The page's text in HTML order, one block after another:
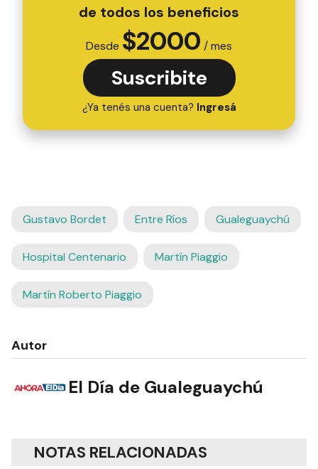
de todos los beneficios
Desde $2000 / mes
Suscribite
¿Ya tenés una cuenta? Ingresá
Gustavo Bordet Entre Ríos Gualeguaychú
Hospital Centenario Martín Piaggio
Martín Roberto Piaggio
Autor
El Día de Gualeguaychú
NOTAS RELACIONADAS